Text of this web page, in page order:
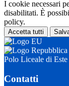
I cookie necessari
disabilitati. È
policy.
Accetta tutti
Polo Liceale di Este
Contatti